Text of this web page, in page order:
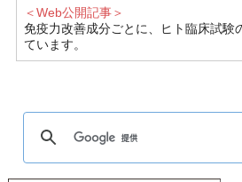
＜Web公開記事＞
免疫力改善成分ごとに、ヒト臨床試験
ています。